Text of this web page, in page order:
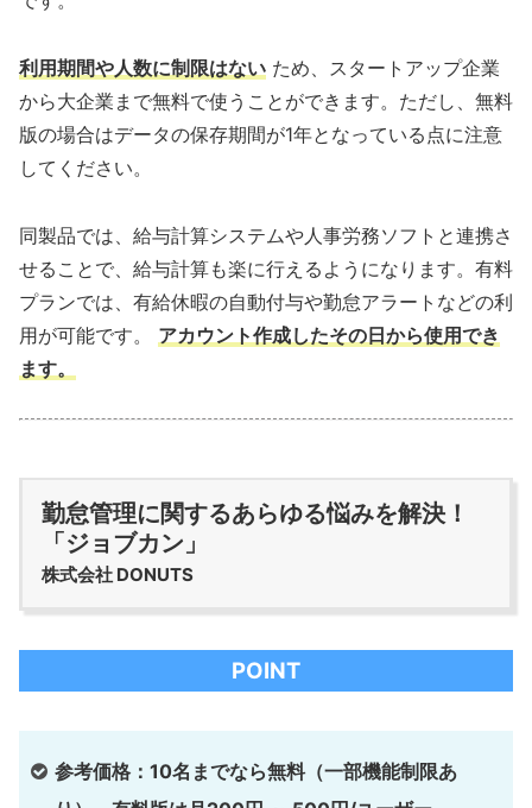
利用期間や人数に制限はない ため、スタートアップ企業
から大企業まで無料で使うことができます。ただし、無料
版の場合はデータの保存期間が1年となっている点に注意
してください。
同製品では、給与計算システムや人事労務ソフトと連携さ
せることで、給与計算も楽に行えるようになります。有料
プランでは、有給休暇の自動付与や勤怠アラートなどの利
用が可能です。 アカウント作成したその日から使用でき
ます。
勤怠管理に関するあらゆる悩みを解決！
「ジョブカン」
株式会社 DONUTS
POINT
参考価格：10名までなら無料（一部機能制限あ